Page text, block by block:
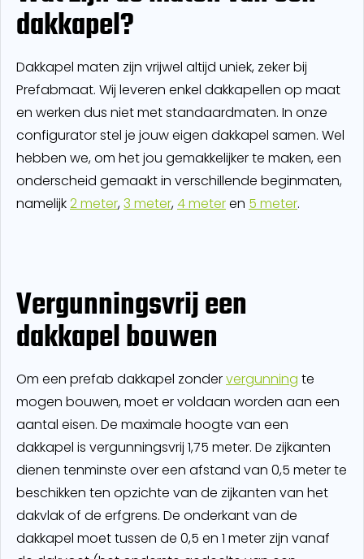
dakkapel?
Dakkapel maten zijn vrijwel altijd uniek, zeker bij
Prefabmaat. Wij leveren enkel dakkapellen op maat
en werken dus niet met standaardmaten. In onze
configurator stel je jouw eigen dakkapel samen. Wel
hebben we, om het jou gemakkelijker te maken, een
onderscheid gemaakt in verschillende beginmaten,
namelijk2 meter,3 meter,4 meteren 5 meter.
Vergunningsvrij een
dakkapel bouwen
Om een prefab dakkapel zondervergunning te
mogen bouwen, moet er voldaan worden aan een
aantal eisen. De maximale hoogte van een
dakkapel is vergunningsvrij 1,75 meter. De zijkanten
dienen tenminste over een afstand van 0,5 meter te
beschikken ten opzichte van de zijkanten van het
dakvlak of de erfgrens. De onderkant van de
dakkapel moet tussen de 0,5 en 1 meter zijn vanaf